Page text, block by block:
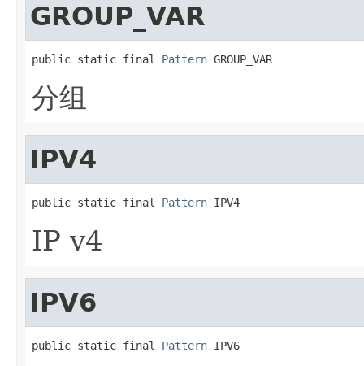
GROUP_VAR
public static final Pattern GROUP_VAR
分组
IPV4
public static final Pattern IPV4
IP v4
IPV6
public static final Pattern IPV6